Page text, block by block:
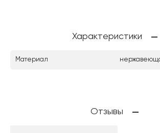
Характеристики
Материал
Отзывы